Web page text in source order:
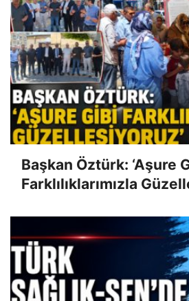
Başkan Öztürk: ‘Aşure
Farklılıklarımızla